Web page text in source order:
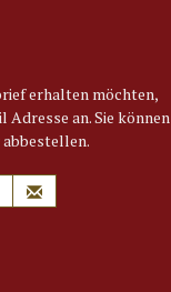
erhalten möchten,
an. Sie können
abbestellen.